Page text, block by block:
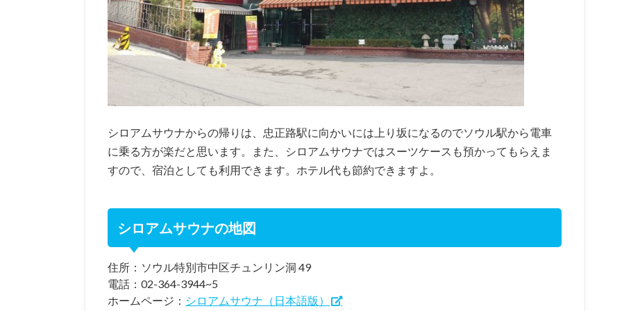
シロアムサウナからの帰りは、忠正路駅に向かいには上り坂になるのでソウル駅から電車
に乗る方が楽だと思います。また、シロアムサウナではスーツケースも預かってもらえま
すので、宿泊としても利用できます。ホテル代も節約できますよ。
シロアムサウナの地図
住所：ソウル特別市中区チュンリン洞 49
電話：02-364-3944~5
ホームページ： シロアムサウナ（日本語版）